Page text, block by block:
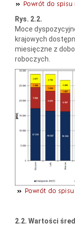
Rys. 2.2.
Moce
krajowych
miesięczne z
roboczych.
2.2. Wartości